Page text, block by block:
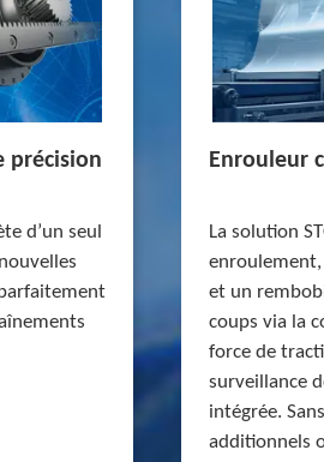
précision
d’un seul
Enrouleur
La solution
et un
coups via la
force de
surveillance
intégrée.
additionnels